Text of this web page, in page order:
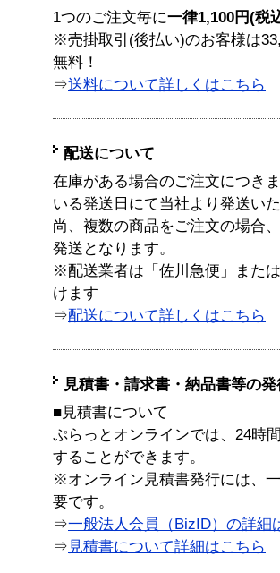
1つのご注文毎に一律1,100円(税
※売掛取引(後払い)のお客様は
無料！
⇒送料について詳しくはこちら
配送について
在庫がある場合のご注文につき
いる発送日にて当社より発送い
尚、複数の商品をご注文の場合
発送となります。
※配送業者は「佐川急便」また
けます
⇒配送について詳しくはこちら
見積書・請求書・納品書等の
■見積書について
ぷらっとオンラインでは、24時
することができます。
※オンライン見積書発行には、
要です。
⇒一般法人会員（BizID）の詳細
⇒ 見積書について詳細はこちら